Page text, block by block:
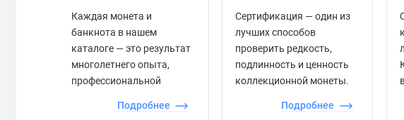
Каждая монета и
банкнота в нашем
каталоге — это результат
многолетнего опыта,
профессиональной
контроля.
Подробнее
Сертификация — один из
лучших способов
проверить редкость,
подлинность и ценность
коллекционной монеты.
Подробнее